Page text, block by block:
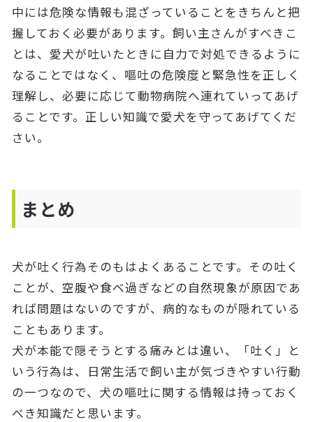
中には危険な情報も混ざっていることをきちんと把
握しておく必要があります。飼い主さんがすべきこ
とは、愛犬が吐いたときに自力で対処できるように
なることではなく、嘔吐の危険度と緊急性を正しく
理解し、必要に応じて動物病院へ連れていってあげ
ることです。正しい知識で愛犬を守ってあげてくだ
さい。
まとめ
犬が吐く行為そのもはよくあることです。その吐く
ことが、空腹や食べ過ぎなどの自然現象が原因であ
れば問題はないのですが、病的なものが隠れている
こともあります。
犬が本能で隠そうとする痛みとは違い、「吐く」と
いう行為は、日常生活で飼い主が気づきやすい行動
の一つなので、犬の嘔吐に関する情報は持っておく
べき知識だと思います。